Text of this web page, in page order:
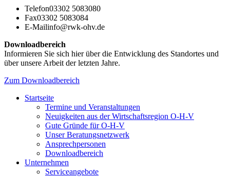
Telefon03302 5083080
Fax03302 5083084
E-Mailinfo@rwk-ohv.de
Downloadbereich
Informieren Sie sich hier über die Entwicklung des Standortes und
über unsere Arbeit der letzten Jahre.
Zum Downloadbereich
Startseite
Termine und Veranstaltungen
Neuigkeiten aus der Wirtschaftsregion O-H-V
Gute Gründe für O-H-V
Unser Beratungsnetzwerk
Ansprechpersonen
Downloadbereich
Unternehmen
Serviceangebote